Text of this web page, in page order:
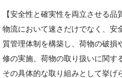
【安全性と確実性を両立させる品
物流において速さだけでなく、安
質管理体制を構築し、荷物の破損
修の実施、荷物の取り扱いに関す
その具体的な取り組みとして挙げ